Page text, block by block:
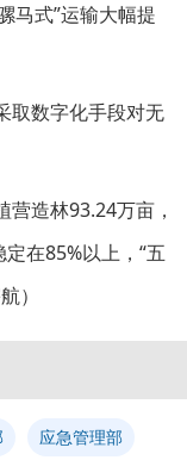
马式”运输大幅提
取数字化手段对无
造林93.24万亩，
在85%以上，“五
）
应急管理部